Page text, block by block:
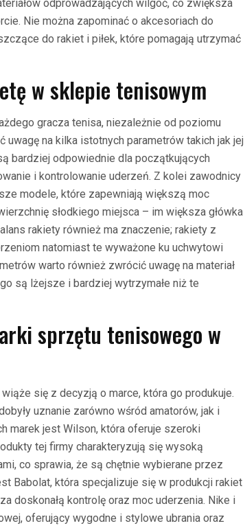
odprowadzających wilgoć, co zwiększa
Nie można zapominać o akcesoriach do
do rakiet i piłek, które pomagają utrzymać
w sklepie tenisowym
gracza tenisa, niezależnie od poziomu
na kilka istotnych parametrów takich jak jej
bardziej odpowiednie dla początkujących
i kontrolowanie uderzeń. Z kolei zawodnicy
modele, które zapewniają większą moc
słodkiego miejsca – im większa główka
rakiety również ma znaczenie; rakiety z
natomiast te wyważone ku uchwytowi
warto również zwrócić uwagę na materiał
są lżejsze i bardziej wytrzymałe niż te
sprzętu tenisowego w
się z decyzją o marce, która go produkuje.
uznanie zarówno wśród amatorów, jak i
marek jest Wilson, która oferuje szeroki
tej firmy charakteryzują się wysoką
co sprawia, że są chętnie wybierane przez
Babolat, która specjalizuje się w produkcji rakiet
doskonałą kontrolę oraz moc uderzenia. Nike i
oferujący wygodne i stylowe ubrania oraz